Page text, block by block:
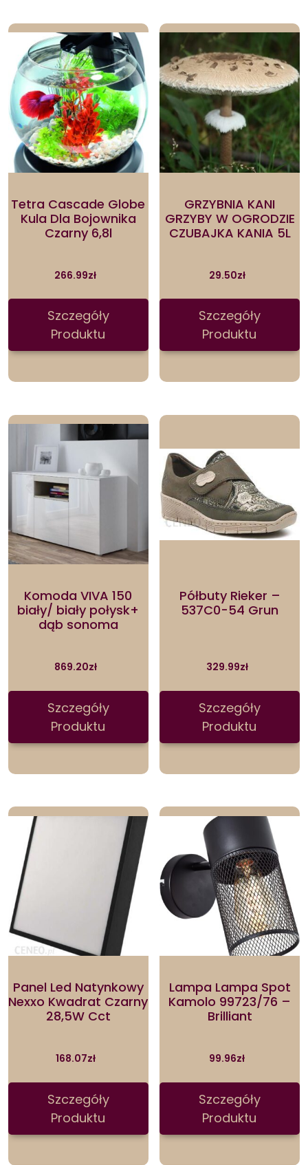
Tetra Cascade Globe
Kula Dla Bojownika
Czarny 6,8l
266.99zł
Szczegóły
Produktu
GRZYBNIA KANI
GRZYBY W OGRODZIE
CZUBAJKA KANIA 5L
29.50zł
Szczegóły
Produktu
Komoda VIVA 150
biały/ biały połysk+
dąb sonoma
869.20zł
Szczegóły
Produktu
Półbuty Rieker –
537C0-54 Grun
329.99zł
Szczegóły
Produktu
Panel Led Natynkowy
Nexxo Kwadrat Czarny
28,5W Cct
168.07zł
Szczegóły
Produktu
Lampa Lampa Spot
Kamolo 99723/76 –
Brilliant
99.96zł
Szczegóły
Produktu